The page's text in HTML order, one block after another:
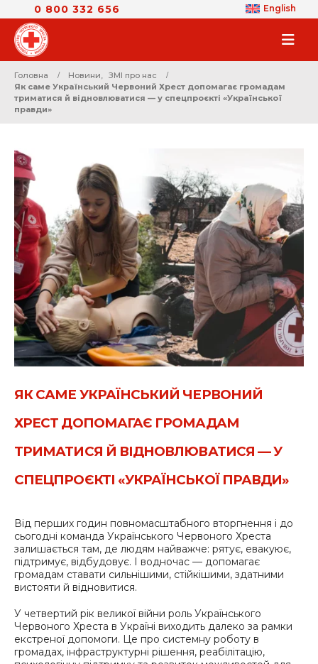
0 800 332 656 English
Головна Новини, ЗМІ про нас
Як саме Український Червоний Хрест допомагає громадам
триматися й відновлюватися — у спецпроєкті «Української
правди»
ЯК САМЕ УКРАЇНСЬКИЙ ЧЕРВОНИЙ
ХРЕСТ ДОПОМАГАЄ ГРОМАДАМ
ТРИМАТИСЯ Й ВІДНОВЛЮВАТИСЯ — У
СПЕЦПРОЄКТІ «УКРАЇНСЬКОЇ ПРАВДИ»
Від перших годин повномасштабного вторгнення і до
сьогодні команда Українського Червоного Хреста
залишається там, де людям найважче: рятує, евакуює,
підтримує, відбудовує. І водночас — допомагає
громадам ставати сильнішими, стійкішими, здатними
вистояти й відновитися.
У четвертий рік великої війни роль Українського
Червоного Хреста в Україні виходить далеко за рамки
екстреної допомоги. Це про системну роботу в
громадах, інфраструктурні рішення, реабілітацію,